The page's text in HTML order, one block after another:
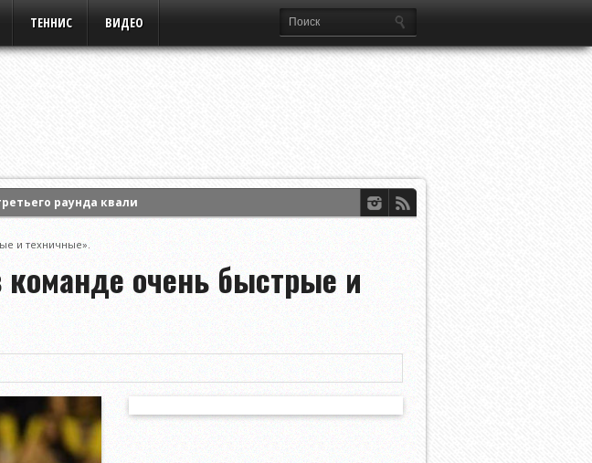
ТЕННИС ВИДЕО
раунда квалификации Лиги Европы
и техничные».
очень быстрые и